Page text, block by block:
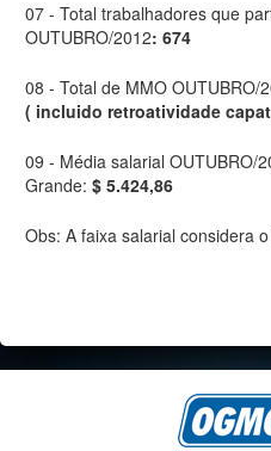
07 - Total trabalhadores que
OUTUBRO/2012: 674
08 - Total de MMO OUTUBRO/
( incluido retroatividade
09 - Média salarial OUTUBRO/
Grande: $ 5.424,86
Obs: A faixa salarial considera